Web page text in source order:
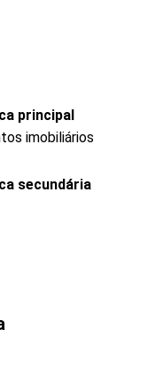
principal
imobiliários
secundária